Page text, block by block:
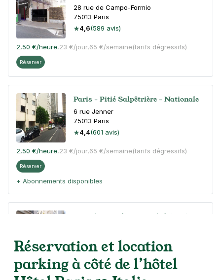
28 rue de Campo-Formio
75013 Paris
4,6(589 avis)
2,50 €/heure,23 €/jour,65 €/semaine(tarifs dégressifs)
Réserver
Paris - Pitié Salpêtrière - Nationale
6 rue Jenner
75013 Paris
4,4(601 avis)
2,50 €/heure,23 €/jour,65 €/semaine(tarifs dégressifs)
Réserver
+ Abonnements disponibles
Gare d'Austerlitz - rue de l'Essai -
6 rue de l'Essai
75005Paris
4,8(227 avis)
7 € /heure,46 €/jour, 142 €/semaine (tarifs dégressifs)
Réservation et location
parking à côté de l’hôtel